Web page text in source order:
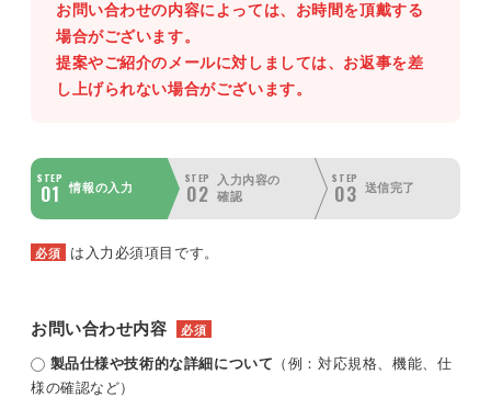
お問い合わせの内容によっては、お時間を頂戴する
場合がございます。
提案やご紹介のメールに対しましては、お返事を差
し上げられない場合がございます。
STEP
01 情報の入力
STEP
02
入力内容の
確認
STEP
03 送信完了
必須 は入力必須項目です。
お問い合わせ内容 必須
製品仕様や技術的な詳細について （例：対応規格、機能、仕
様の確認など）